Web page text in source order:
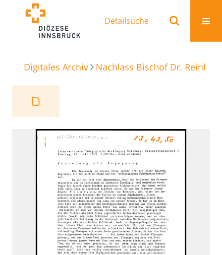
Detailsuche
Digitales Archiv Nachlass Bischof Dr.